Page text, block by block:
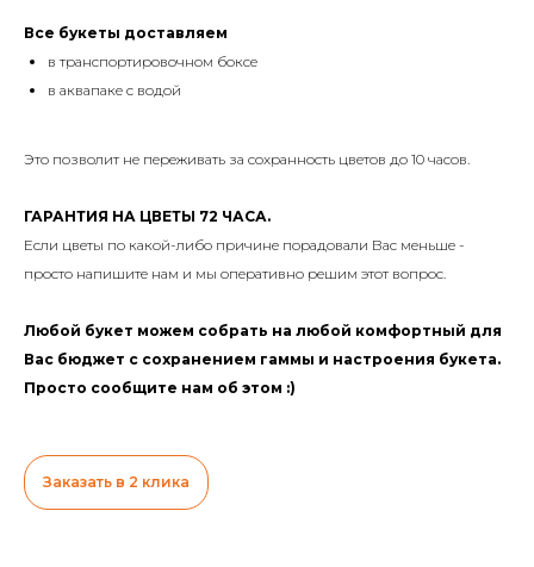
Все букеты доставляем
в транспортировочном боксе
в аквапаке с водой
Это позволит не переживать за сохранность цветов до 10 часов.
ГАРАНТИЯ НА ЦВЕТЫ 72 ЧАСА.
Если цветы по какой-либо причине порадовали Вас меньше -
просто напишите нам и мы оперативно решим этот вопрос.
Любой букет можем собрать на любой комфортный для
Вас бюджет с сохранением гаммы и настроения букета.
Просто сообщите нам об этом :)
Заказать в 2 клика